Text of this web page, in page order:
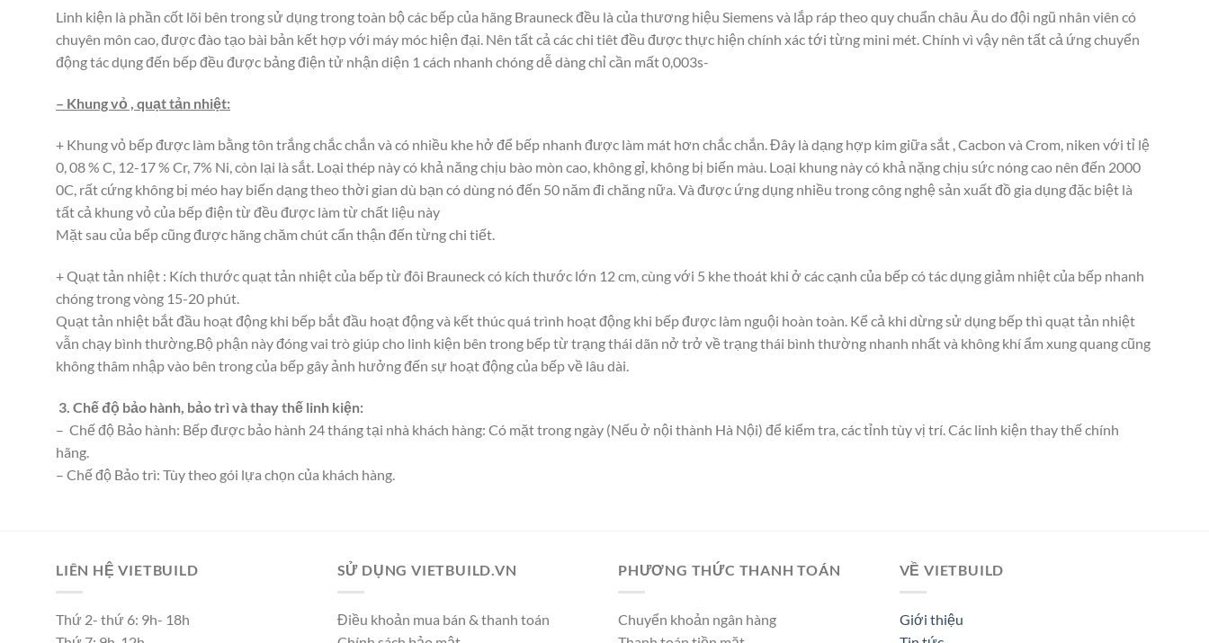
Linh kiện là phần cốt lõi bên trong sử dụng trong toàn bộ các bếp của hãng Brauneck đều là của thương hiệu Siemens và lắp ráp theo quy chuẩn châu Âu do đội ngũ nhân viên có
chuyên môn cao, được đào tạo bài bản kết hợp với máy móc hiện đại. Nên tất cả các chi tiêt đều được thực hiện chính xác tới từng mini mét. Chính vì vậy nên tất cả ứng chuyển
động tác dụng đến bếp đều được bảng điện tử nhận diện 1 cách nhanh chóng dễ dàng chỉ cần mất 0,003s-
– Khung vỏ , quạt tản nhiệt:
+ Khung vỏ bếp được làm bằng tôn trắng chắc chắn và có nhiều khe hở để bếp nhanh được làm mát hơn chắc chắn. Đây là dạng hợp kim giữa sắt , Cacbon và Crom, niken với tỉ lệ
0, 08 % C, 12-17 % Cr, 7% Ni, còn lại là sắt. Loại thép này có khả năng chịu bào mòn cao, không gỉ, không bị biến màu. Loại khung này có khả nặng chịu sức nóng cao nên đến 2000
0C, rất cứng không bị méo hay biến dạng theo thời gian dù bạn có dùng nó đến 50 năm đi chăng nữa. Và được ứng dụng nhiều trong công nghệ sản xuất đồ gia dụng đặc biệt là
tất cả khung vỏ của bếp điện từ đều được làm từ chất liệu này
Mặt sau của bếp cũng được hãng chăm chút cẩn thận đến từng chi tiết.
+ Quạt tản nhiệt : Kích thước quạt tản nhiệt của bếp từ đôi Brauneck có kích thước lớn 12 cm, cùng với 5 khe thoát khi ở các cạnh của bếp có tác dụng giảm nhiệt của bếp nhanh
chóng trong vòng 15-20 phút.
Quạt tản nhiệt bắt đầu hoạt động khi bếp bắt đầu hoạt động và kết thúc quá trình hoạt động khi bếp được làm nguội hoàn toàn. Kể cả khi dừng sử dụng bếp thì quạt tản nhiệt
vẫn chạy bình thường.Bộ phận này đóng vai trò giúp cho linh kiện bên trong bếp từ trạng thái dãn nở trở về trạng thái bình thường nhanh nhất và không khí ẩm xung quang cũng
không thâm nhập vào bên trong của bếp gây ảnh hưởng đến sự hoạt động của bếp về lâu dài.
3. Chế độ bảo hành, bảo trì và thay thế linh kiện:
– Chế độ Bảo hành: Bếp được bảo hành 24 tháng tại nhà khách hàng: Có mặt trong ngày (Nếu ở nội thành Hà Nội) để kiểm tra, các tỉnh tùy vị trí. Các linh kiện thay thế chính
hãng.
– Chế độ Bảo trì: Tùy theo gói lựa chọn của khách hàng.
LIÊN HỆ VIETBUILD
Thứ 2- thứ 6: 9h- 18h
SỬ DỤNG VIETBUILD.VN
Điều khoản mua bán & thanh toán
PHƯƠNG THỨC THANH TOÁN
Chuyển khoản ngân hàng
VỀ VIETBUILD
Giới thiệu